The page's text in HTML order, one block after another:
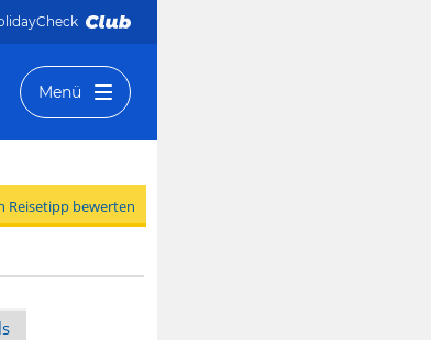
Menü
Reisetipp bewerten